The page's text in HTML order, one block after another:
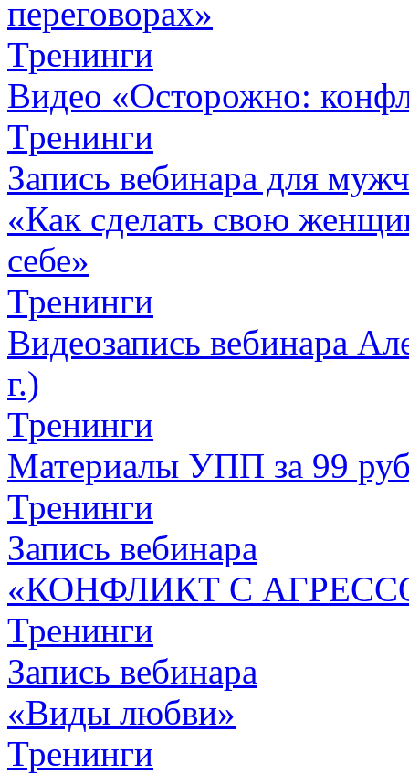
переговорах»
Тренинги
Видео «Осторожно:
Тренинги
Запись вебинара для
«Как сделать свою
себе»
Тренинги
Видеозапись вебинара
г.)
Тренинги
Материалы УПП за 99
Тренинги
Запись вебинара
«КОНФЛИКТ С
Тренинги
Запись вебинара
«Виды любви»
Тренинги